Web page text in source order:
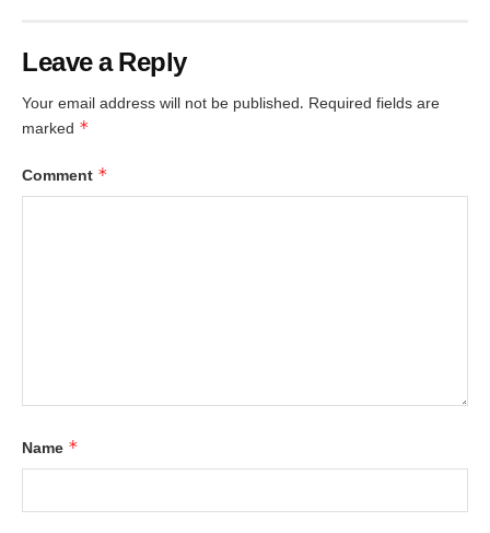
Leave a Reply
Your email address will not be published. Required fields are
marked *
Comment *
Name *